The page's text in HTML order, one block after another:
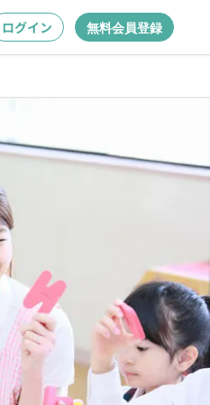
ログイン 無料会員登録